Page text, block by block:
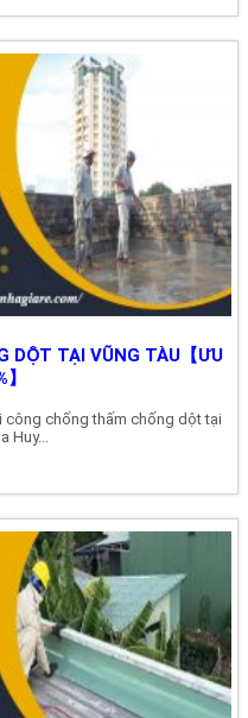
DỘT TẠI VŨNG TÀU【ƯU
công chống thấm chống dột tại
Huy...